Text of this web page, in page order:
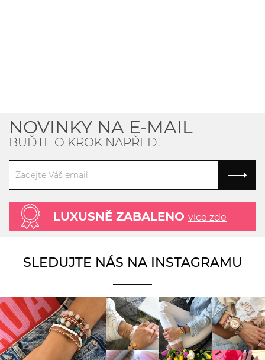
NOVINKY NA E-MAIL
BUĎTE O KROK NAPŘED!
LUXUSNĚ ZABALENO více zde
SLEDUJTE NÁS NA INSTAGRAMU